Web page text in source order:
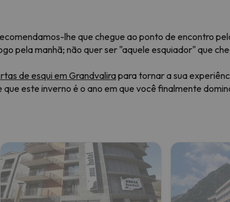
lhe que chegue ao ponto de encontro
pela manhã; não quer ser "aquele esquiador" que
de esqui em Grandvalirapara tornar a sua
este inverno é o ano em que você finalmente